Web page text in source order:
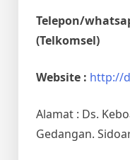
Telepon/
(Telkomsel)
Website : http://
Alamat : Ds.
Gedangan.